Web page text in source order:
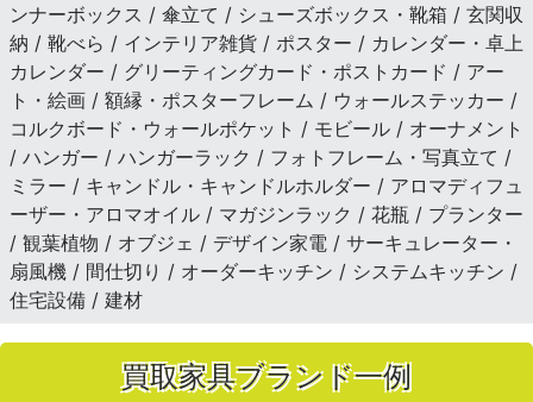
ンナーボックス / 傘立て / シューズボックス・靴箱 / 玄関収
納 / 靴べら / インテリア雑貨 / ポスター / カレンダー・卓上
カレンダー / グリーティングカード・ポストカード / アー
ト・絵画 / 額縁・ポスターフレーム / ウォールステッカー /
コルクボード・ウォールポケット / モビール / オーナメント
/ ハンガー / ハンガーラック / フォトフレーム・写真立て /
ミラー / キャンドル・キャンドルホルダー / アロマディフュ
ーザー・アロマオイル / マガジンラック / 花瓶 / プランター
/ 観葉植物 / オブジェ / デザイン家電 / サーキュレーター・
扇風機 / 間仕切り / オーダーキッチン / システムキッチン /
住宅設備 / 建材
買取家具ブランド一例